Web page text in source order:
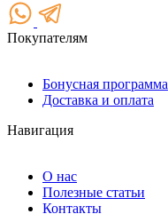
Покупателям
Бонусная программа
Доставка и оплата
Навигация
О нас
Полезные статьи
Контакты